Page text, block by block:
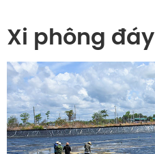
Xi phông